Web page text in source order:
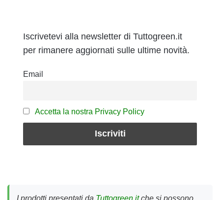
Iscrivetevi alla newsletter di Tuttogreen.it
per rimanere aggiornati sulle ultime novità.
Email
Accetta la nostra Privacy Policy
I prodotti presentati da Tuttogreen.itche si possono